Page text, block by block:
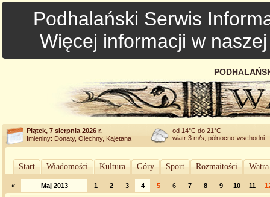
Podhalański Serwis
Więcej informacji w
Piątek, 7 sierpnia 2026 r.
Imieniny: Donaty, Olechny, Kajetana
od 14°C do 21°C
wiatr 3 m/s, północno-wschodni
Start Wiadomości Kultura Góry Sport Rozmaitości
« Maj 2013 1 2 3 4 5 6 7 8 9 10 11